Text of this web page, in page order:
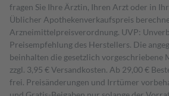
fragen Sie Ihre Ärztin, Ihren Arzt oder in
Üblicher Apothekenverkaufspreis
Arzneimittelpreisverordnung. UVP:
Preisempfehlung des Herstellers. Die
beinhalten die gesetzlich vorgeschriebene
zzgl. 3,95 € Versandkosten. Ab 29,00 €
frei. Preisänderungen und Irrtümer